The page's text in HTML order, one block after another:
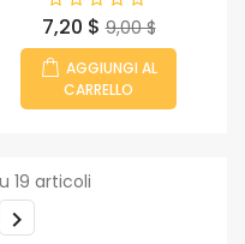
Prezzo
7,20 $ Prezzo
base
9,00 $
AGGIUNGI AL
CARRELLO
19 articoli
